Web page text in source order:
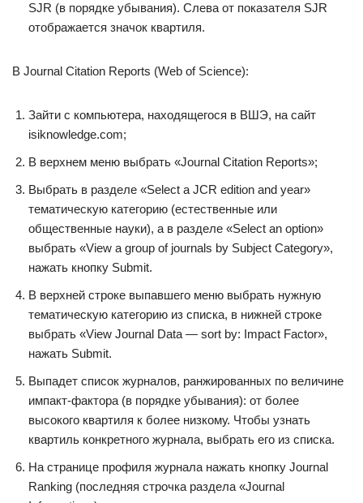
SJR (в порядке убывания). Слева от показателя SJR
отображается значок квартиля.
В Journal Citation Reports (Web of Science):
Зайти с компьютера, находящегося в ВШЭ, на сайт
isiknowledge.com;
В верхнем меню выбрать «Journal Citation Reports»;
Выбрать в разделе «Select a JCR edition and year»
тематическую категорию (естественные или
общественные науки), а в разделе «Select an option»
выбрать «View a group of journals by Subject Category»,
нажать кнопку Submit.
В верхней строке выпавшего меню выбрать нужную
тематическую категорию из списка, в нижней строке
выбрать «View Journal Data — sort by: Impact Factor»,
нажать Submit.
Выпадет список журналов, ранжированных по величине
импакт-фактора (в порядке убывания): от более
высокого квартиля к более низкому. Чтобы узнать
квартиль конкретного журнала, выбрать его из списка.
На странице профиля журнала нажать кнопку Journal
Ranking (последняя строчка раздела «Journal